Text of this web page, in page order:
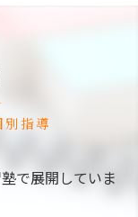
指導
で展開していま